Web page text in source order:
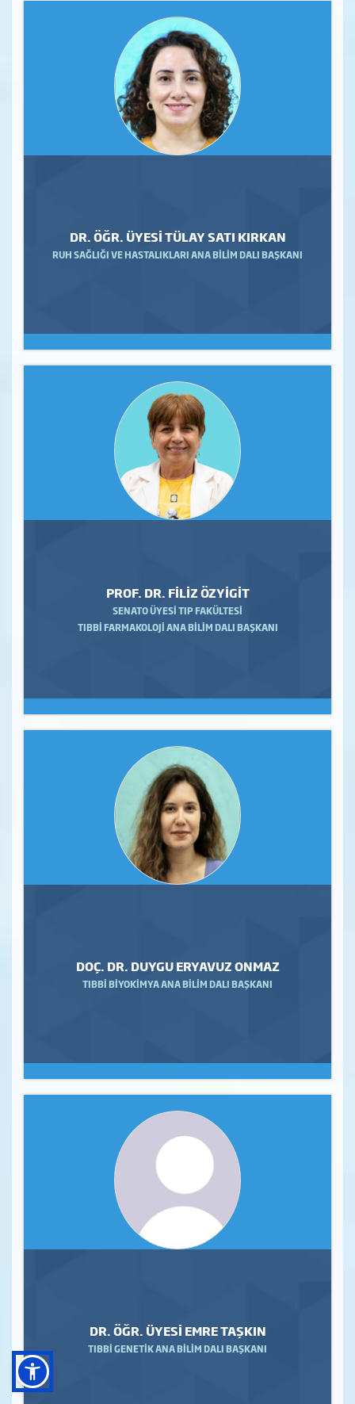
DR. ÖĞR. ÜYESİ TÜLAY SATI KIRKAN
RUH SAĞLIĞI VE HASTALIKLARI ANA BİLİM DALI BAŞKANI
PROF. DR. FİLİZ ÖZYİGİT
SENATO ÜYESİ TIP FAKÜLTESİ
TIBBİ FARMAKOLOJİ ANA BİLİM DALI BAŞKANI
DOÇ. DR. DUYGU ERYAVUZ ONMAZ
TIBBİ BİYOKİMYA ANA BİLİM DALI BAŞKANI
DR. ÖĞR. ÜYESİ EMRE TAŞKIN
TIBBİ GENETİK ANA BİLİM DALI BAŞKANI